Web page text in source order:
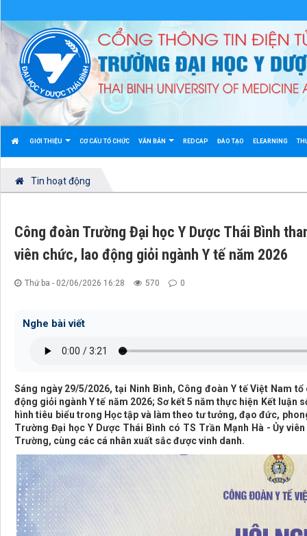
GIỚI THIỆU CƠ CẤU TỔ CHỨC VĂN BẢN REDCAP ĐÀO TẠO ELEARNING
Tin hoạt động
Công đoàn Trường Đại học Y Dược Thái Bình
viên chức, lao động giỏi ngành Y tế năm 2026
Thứ ba - 02/06/2026 16:28 570 0
Nghe bài viết
Sáng ngày 29/5/2026, tại Ninh Bình, Công đoàn Y tế Việt Nam
động giỏi ngành Y tế năm 2026; Sơ kết 5 năm thực hiện Kết luận
hình tiêu biểu trong Học tập và làm theo tư tưởng, đạo đức,
Trường Đại học Y Dược Thái Bình có TS Trần Mạnh Hà - Ủy
Trường, cùng các cá nhân xuất sắc được vinh danh.